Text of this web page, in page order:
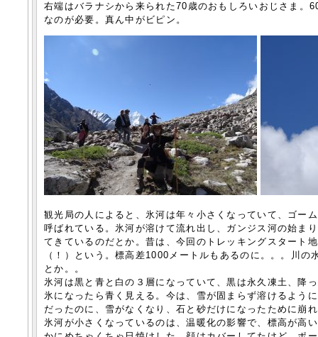
右端はバラナシから来られた70歳のおもしろいおじさま。
なのが必要。真ん中がビピン。
観光局の人によると、氷河は年々小さくなっていて、ゴー
呼ばれている。氷河が溶けて流れ出し、ガンジス河の始ま
てきているのだとか。昔は、今回のトレッキングスタート
（！）という。標高差1000メートルもあるのに。。。川
とか。。
氷河は黒と青と白の３層になっていて、黒は永久凍土、降
氷になったら青く見える。今は、雪が固まらず溶けるよう
だったのに、雪がなくなり、石と砂だけになったために崩
氷河が小さくなっているのは、温暖化の影響で、標高が高